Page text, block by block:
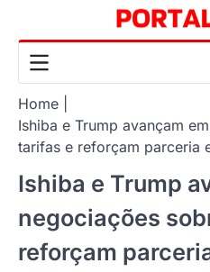
content
Home
Ishiba e Trump avançam
tarifas e reforçam parceria
Ishiba e Trump
negociações
reforçam